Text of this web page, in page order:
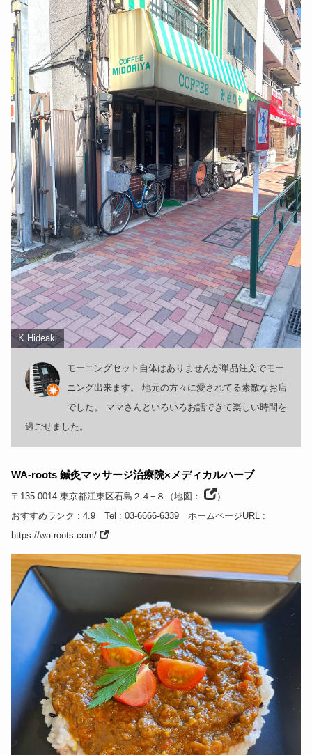
K.Hideaki
モーニングセット自体はありませんが単品注文でモー
ニング出来ます。 地元の方々に愛されてる素敵なお店
でした。 ママさんといろいろお話できて楽しい時間を
過ごせました。
WA-roots 鍼灸マッサージ治療院×メディカルハーブ
〒135-0014 東京都江東区石島２４−８ （地図：
）
おすすめランク : 4.9 Tel : 03-6666-6339 ホームページURL:
https://wa-roots.com/